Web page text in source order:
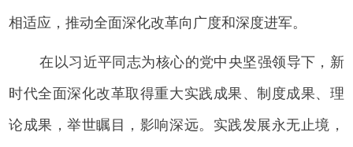
相适应，推动全面深化改革向广度和深度进军。
在以习近平同志为核心的党中央坚强领导下，新
时代全面深化改革取得重大实践成果、制度成果、理
论成果，举世瞩目，影响深远。实践发展永无止境，